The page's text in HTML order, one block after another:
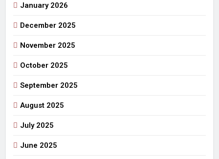
January 2026
December 2025
November 2025
October 2025
September 2025
August 2025
July 2025
June 2025